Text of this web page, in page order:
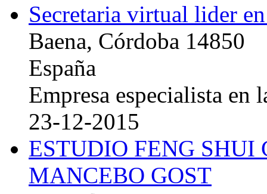
Secretaria virtual lider
Baena, Córdoba 14850
España
Empresa especialista en
23-12-2015
ESTUDIO FENG
MANCEBO GOST